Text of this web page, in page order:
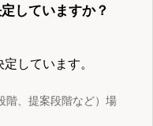
していますか？
しています。
階、提案段階など）場